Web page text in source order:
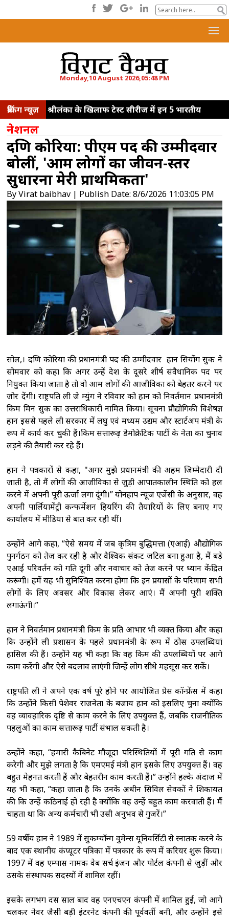
Monday,10 August 2026,05:48 PM
ब्रेकिंग न्यूज़
श्रीलंका के खिलाफ टेस्ट सीरीज में इन 5 भारतीय
के कारण सिनसिनाटी ओपन से हटे यानिक
सिनर
'आपके उत्साह बढ़ाने वाले शब्द कड़ी मेहनत
के लिए प्रेरित करेंगे', पीएम मोदी से मिलने के बाद बोलीं
मीराबाई चानू
वर्ल्ड एथलेटिक्स अंडर-20
चैंपियनशिप: तीन मेडल के साथ भारत ने किया टूर्नामेंट
का अंत, हाई जंप में सातवें स्थान पर रहीं पूजा
मैं
अपना रास्ता खुद बनाना चाहता हूं, वर्ल्ड चैंपियनशिप में
डेब्यू करना मेरे लिए एक शानदार मौका: आयुष
सीडब्ल्यूजी 2026: 'उनकी सफलता कई युवाओं
को प्रेरित करेगी,' पदकवीरों से मिले पीएम मोदी, उत्कृष्ट
प्रदर्शन के लिए सराहा
हमारा तिरंगा हमारा गौरव है,
देश के लिए सर्वश्रेष्ठ देने की प्रेरणा: प्रधानमंत्री
ईडी प्रमुख राहुल नवीन को अगस्त 2027 तक
नेशनल
दक्षिण कोरिया: पीएम पद की उम्मीदवार
बोलीं, 'आम लोगों का जीवन-स्तर
सुधारना मेरी प्राथमिकता'
By Virat baibhav | Publish Date: 8/6/2026 11:03:05 PM
सोल,। दक्षिण कोरिया की प्रधानमंत्री पद की उम्मीदवार हान सियोंग सुक ने
सोमवार को कहा कि अगर उन्हें देश के दूसरे शीर्ष संवैधानिक पद पर
नियुक्त किया जाता है तो वो आम लोगों की आजीविका को बेहतर करने पर
जोर देंगी। राष्ट्रपति ली जे म्युंग ने रविवार को हान को निवर्तमान प्रधानमंत्री
किम मिन सुक का उत्तराधिकारी नामित किया। सूचना प्रौद्योगिकी विशेषज्ञ
हान इससे पहले ली सरकार में लघु एवं मध्यम उद्यम और स्टार्टअप मंत्री के
रूप में कार्य कर चुकी हैं।किम सत्तारूढ़ डेमोक्रेटिक पार्टी के नेता का चुनाव
लड़ने की तैयारी कर रहे हैं।
हान ने पत्रकारों से कहा, "अगर मुझे प्रधानमंत्री की अहम जिम्मेदारी दी
जाती है, तो मैं लोगों की आजीविका से जुड़ी आपातकालीन स्थिति को हल
करने में अपनी पूरी ऊर्जा लगा दूंगी।” योनहाप न्यूज एजेंसी के अनुसार, वह
अपनी पार्लियामेंट्री कन्फर्मेशन हियरिंग की तैयारियों के लिए बनाए गए
कार्यालय में मीडिया से बात कर रही थीं।
उन्होंने आगे कहा, “ऐसे समय में जब कृत्रिम बुद्धिमत्ता (एआई) औद्योगिक
पुनर्गठन को तेज कर रही है और वैश्विक संकट जटिल बना हुआ है, मैं बड़े
एआई परिवर्तन को गति दूंगी और नवाचार को तेज करने पर ध्यान केंद्रित
करूंगी। हमें यह भी सुनिश्चित करना होगा कि इन प्रयासों के परिणाम सभी
लोगों के लिए अवसर और विकास लेकर आएं। मैं अपनी पूरी शक्ति
लगाऊंगी।”
हान ने निवर्तमान प्रधानमंत्री किम के प्रति आभार भी व्यक्त किया और कहा
कि उन्होंने ली प्रशासन के पहले प्रधानमंत्री के रूप में ठोस उपलब्धियां
हासिल की हैं। उन्होंने यह भी कहा कि वह किम की उपलब्धियों पर आगे
काम करेंगी और ऐसे बदलाव लाएंगी जिन्हें लोग सीधे महसूस कर सकें।
राष्ट्रपति ली ने अपने एक वर्ष पूरे होने पर आयोजित प्रेस कॉन्फ्रेंस में कहा
कि उन्होंने किसी पेशेवर राजनेता के बजाय हान को इसलिए चुना क्योंकि
वह व्यावहारिक दृष्टि से काम करने के लिए उपयुक्त हैं, जबकि राजनीतिक
पहलुओं का काम सत्तारूढ़ पार्टी संभाल सकती है।
उन्होंने कहा, “हमारी कैबिनेट मौजूदा परिस्थितियों में पूरी गति से काम
करेगी और मुझे लगता है कि एमएमई मंत्री हान इसके लिए उपयुक्त हैं। वह
बहुत मेहनत करती हैं और बेहतरीन काम करती हैं।” उन्होंने हल्के अंदाज में
यह भी कहा, “कहा जाता है कि उनके अधीन सिविल सेवकों ने शिकायत
की कि उन्हें कठिनाई हो रही है क्योंकि वह उन्हें बहुत काम करवाती हैं। मैं
चाहता था कि अन्य कर्मचारी भी उसी अनुभव से गुजरें।”
59 वर्षीय हान ने 1989 में सुकम्यॉन्ग वुमेन्स यूनिवर्सिटी से स्नातक करने के
बाद एक स्थानीय कंप्यूटर पत्रिका में पत्रकार के रूप में करियर शुरू किया।
1997 में वह एम्पास नामक वेब सर्च इंजन और पोर्टल कंपनी से जुड़ीं और
उसके संस्थापक सदस्यों में शामिल रहीं।
इसके लगभग दस साल बाद वह एनएचएन कंपनी में शामिल हुईं, जो आगे
चलकर नेवर जैसी बड़ी इंटरनेट कंपनी की पूर्ववर्ती बनी, और उन्होंने इसे